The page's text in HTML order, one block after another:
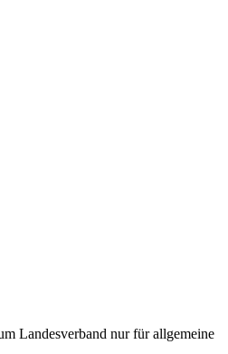
Landesverband nur für allgemeine